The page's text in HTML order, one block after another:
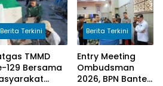
Berita Terkini
TMMD
129 Bersama
Berita Terkini
Entry Meeting
Ombudsman
2026, BPN Banten